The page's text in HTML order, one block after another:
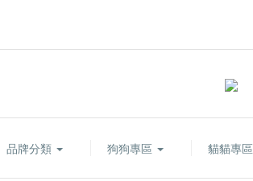
品牌分類 狗狗專區 貓貓專區